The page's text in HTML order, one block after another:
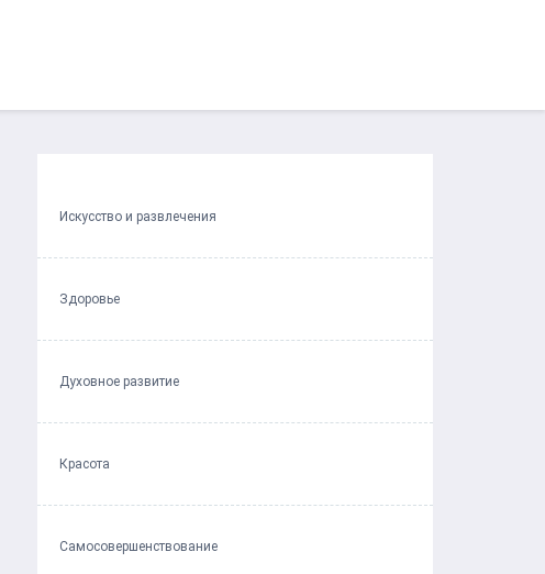
Искусство и развлечения
Здоровье
Духовное развитие
Красота
Самосовершенствование